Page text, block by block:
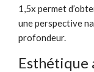
1,5x permet
une perspective
profondeur.
Esthétique